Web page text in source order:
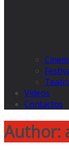
Videos
Contactos
Author: